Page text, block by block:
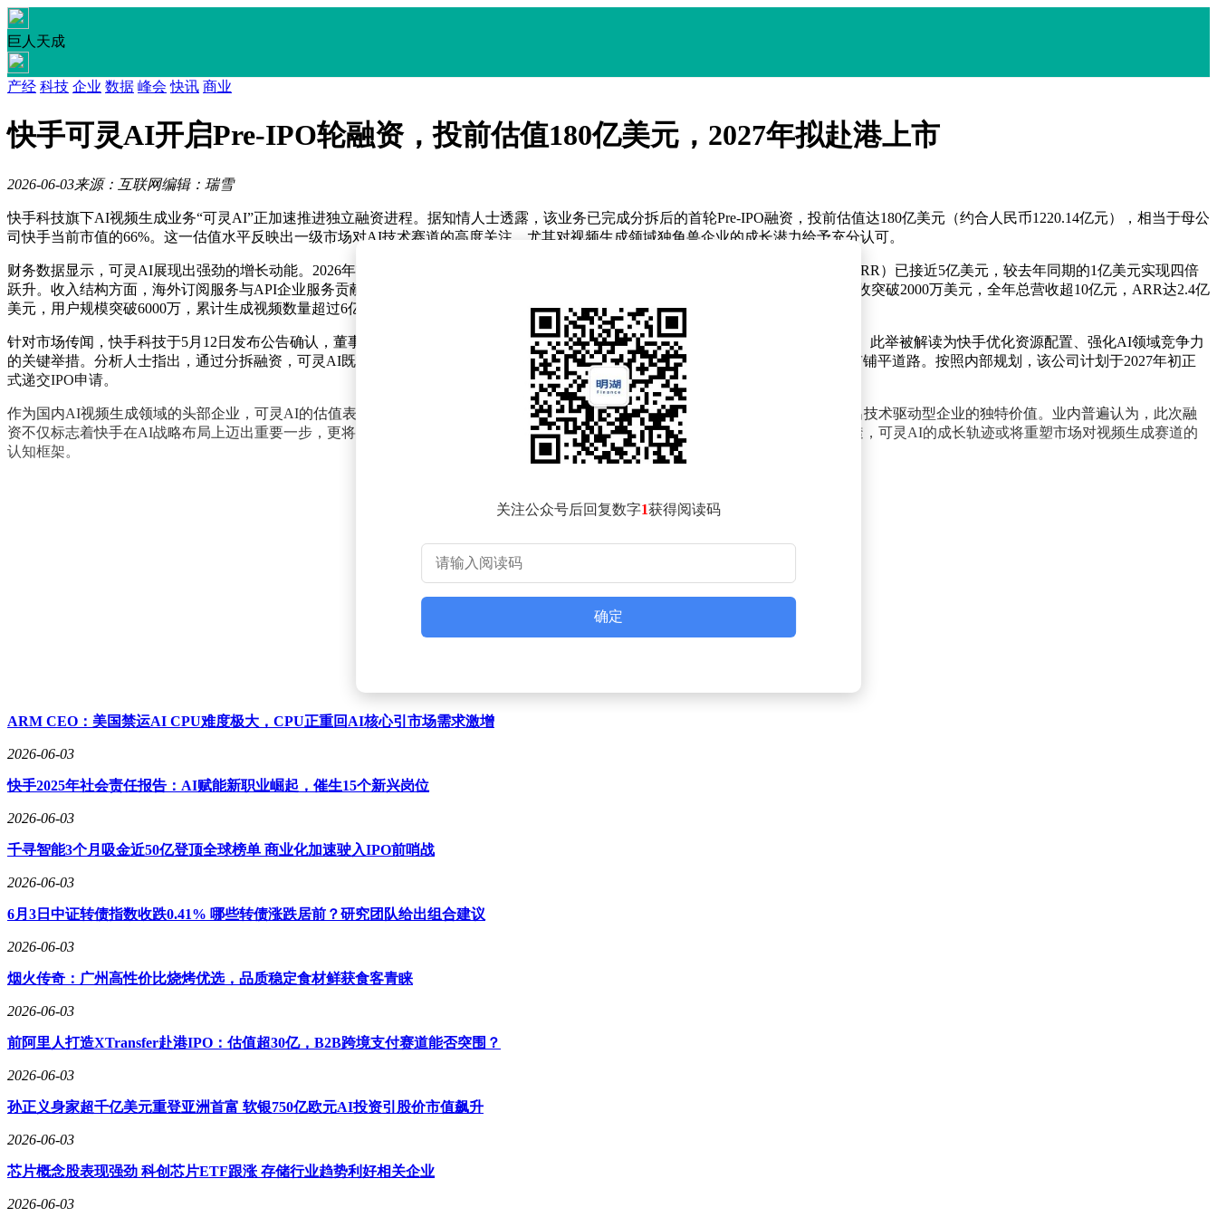
巨人天成
产经 科技 企业 数据 峰会 快讯 商业
快手可灵AI开启Pre-IPO轮融资，投前估值180亿美元，2027年拟赴港上市
2026-06-03来源：互联网编辑：瑞雪
快手科技旗下AI视频生成业务“可灵AI”正加速推进独立融资进程。据知情人士透露，该业务已完成分拆后的首轮Pre-IPO融资，投前估值达180亿美元（约合人民币1220.14亿元），相当于母公
司快手当前市值的66%。这一估值水平反映出一级市场对AI技术赛道的高度关注，尤其对视频生成领域独角兽企业的成长潜力给予充分认可。
财务数据显示，可灵AI展现出强劲的增长动能。2026年首季度营收突破6.5亿元，同比增幅超过300%；截至3月末，年化收入运行率（ARR）已接近5亿美元，较去年同期的1亿美元实现四倍
跃升。收入结构方面，海外订阅服务与API企业服务贡献约七成营收，凸显其全球化布局成效显著。值得关注的是，2025年12月单月营收突破2000万美元，全年总营收超10亿元，ARR达2.4亿
美元，用户规模突破6000万，累计生成视频数量超过6亿个。
针对市场传闻，快手科技于5月12日发布公告确认，董事会正在评估重组可灵AI相关资产及业务的方案，可能涉及引入外部战略投资者。此举被解读为快手优化资源配置、强化AI领域竞争力
的关键举措。分析人士指出，通过分拆融资，可灵AI既能获得独立发展所需的资金支持，又能保持技术迭代的灵活性，为后续港股上市铺平道路。按照内部规划，该公司计划于2027年初正
式递交IPO申请。
作为国内AI视频生成领域的头部企业，可灵AI的估值表现持续引发资本市场关注。其商业化路径突破传统短视频平台定价逻辑，展现出技术驱动型企业的独特价值。业内普遍认为，此次融
资不仅标志着快手在AI战略布局上迈出重要一步，更将为行业提供观察大模型应用层估值体系的重要样本。随着生成式AI技术加速渗透，可灵AI的成长轨迹或将重塑市场对视频生成赛道的
认知框架。
关注公众号后回复数字1获得阅读码
确定
ARM CEO：美国禁运AI CPU难度极大，CPU正重回AI核心引市场需求激增
2026-06-03
快手2025年社会责任报告：AI赋能新职业崛起，催生15个新兴岗位
2026-06-03
千寻智能3个月吸金近50亿登顶全球榜单 商业化加速驶入IPO前哨战
2026-06-03
6月3日中证转债指数收跌0.41% 哪些转债涨跌居前？研究团队给出组合建议
2026-06-03
烟火传奇：广州高性价比烧烤优选，品质稳定食材鲜获食客青睐
2026-06-03
前阿里人打造XTransfer赴港IPO：估值超30亿，B2B跨境支付赛道能否突围？
2026-06-03
孙正义身家超千亿美元重登亚洲首富 软银750亿欧元AI投资引股价市值飙升
2026-06-03
芯片概念股表现强劲 科创芯片ETF跟涨 存储行业趋势利好相关企业
2026-06-03